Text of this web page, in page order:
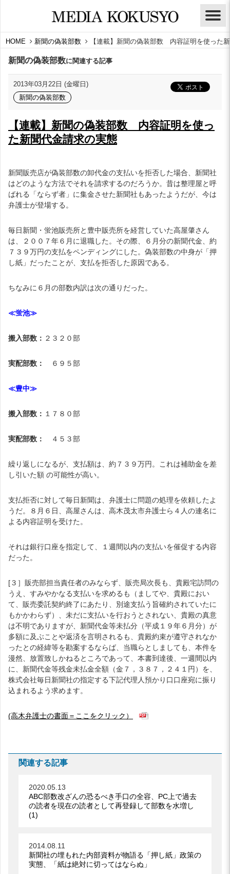
HOME 新聞の偽装部数 【連載】新聞の偽装部数 内容証明を使った
新聞の偽装部数に関連する記事
2013年03月22日 (金曜日)
新聞の偽装部数
【連載】新聞の偽装部数 内容証明を使っ
た新聞代金請求の実態
新聞販売店が偽装部数の卸代金の支払いを拒否した場合、新聞社
はどのような方法でそれを請求するのだろうか。昔は整理屋と呼
ばれる「ならず者」に集金させた新聞社もあったようだが、今は
弁護士が登場する。
毎日新聞・蛍池販売所と豊中販売所を経営していた高屋肇さん
は、２００７年６月に退職した。その際、６月分の新聞代金、約
７３９万円の支払をペンディングにした。偽装部数の中身が「押
し紙」だったことが、支払を拒否した原因である。
ちなみに６月の部数内訳は次の通りだった。
≪蛍池≫
搬入部数： ２３２０部
実配部数： ６９５部
≪豊中≫
搬入部数： １７８０部
実配部数： ４５３部
繰り返しになるが、支払額は、約７３９万円。これは補助金を差
し引いた額 の可能性が高い。
支払拒否に対して毎日新聞は、弁護士に問題の処理を依頼したよ
うだ。８月６日、高屋さんは、高木茂太市弁護士ら４人の連名に
よる内容証明を受けた。
それは銀行口座を指定して、１週間以内の支払いを催促する内容
だった。
[３］販売部担当責任者のみならず、販売局次長も、貴殿宅訪問の
うえ、すみやかなる支払いを求めるも（ましてや、貴殿におい
て、販売委託契約終了にあたり、別途支払う旨確約されていたに
もかかわらず）、未だに支払いを行おうとされない、貴殿の真意
は不明でありますが、新聞代金等未払分（平成１９年６月分）が
多額に及ぶことや返済を言明されるも、貴殿約束が遵守されなか
ったとの経緯等を勘案するならば、当職らとしましても、本件を
漫然、放置致しかねるところであって、本書到達後、一週間以内
に、新聞代金等残金未払金全額（金７，３８７，２４１円）を、
株式会社毎日新聞社の指定する下記代理人預かり口口座宛に振り
込まれるよう求めます。
(高木弁護士の書面＝ここをクリック）
関連する記事
2020.05.13
ABC部数改ざんの恐るべき手口の全容、PC上で過去
の読者を現在の読者として再登録して部数を水増し
(1)
2014.08.11
新聞社の埋もれた内部資料が物語る「押し紙」政策の
実態、「紙は絶対に切ってはならぬ」